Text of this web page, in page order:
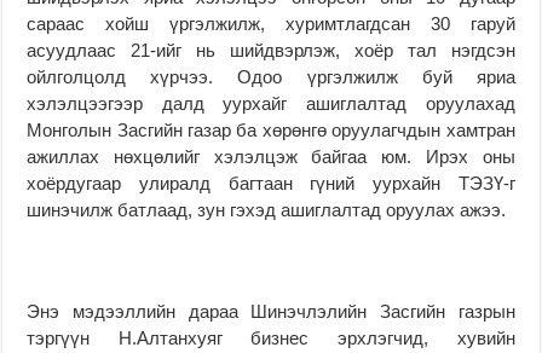
сараас хойш үргэлжилж, хуримтлагдсан 30 гаруй
асуудлаас 21-ийг нь шийдвэрлэж, хоёр тал нэгдсэн
ойлголцолд хүрчээ. Одоо үргэлжилж буй яриа
хэлэлцээгээр далд уурхайг ашиглалтад оруулахад
Монголын Засгийн газар ба хөрөнгө оруулагчдын хамтран
ажиллах нөхцөлийг хэлэлцэж байгаа юм. Ирэх оны
хоёрдугаар улиралд багтаан гүний уурхайн ТЭЗҮ-г
шинэчилж батлаад, зун гэхэд ашиглалтад оруулах ажээ.
Энэ мэдээллийн дараа Шинэчлэлийн Засгийн газрын
тэргүүн Н.Алтанхуяг бизнес эрхлэгчид, хувийн